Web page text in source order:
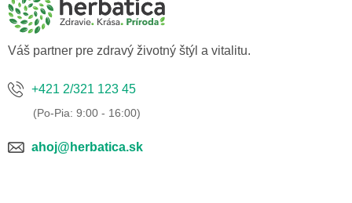
Váš partner pre zdravý životný štýl a vitalitu.
+421 2/321 123 45
ahoj@herbatica.sk